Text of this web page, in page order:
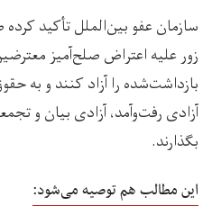
سازمان عفو بین‌الملل تأکید کرده
زور علیه اعتراض صلح‌آمیز
بازداشت‌شده را آزاد کنند و به
آزادی رفت‌وآمد، آزادی بیان و
بگذارند.
این مطالب هم توصیه می‌شود: